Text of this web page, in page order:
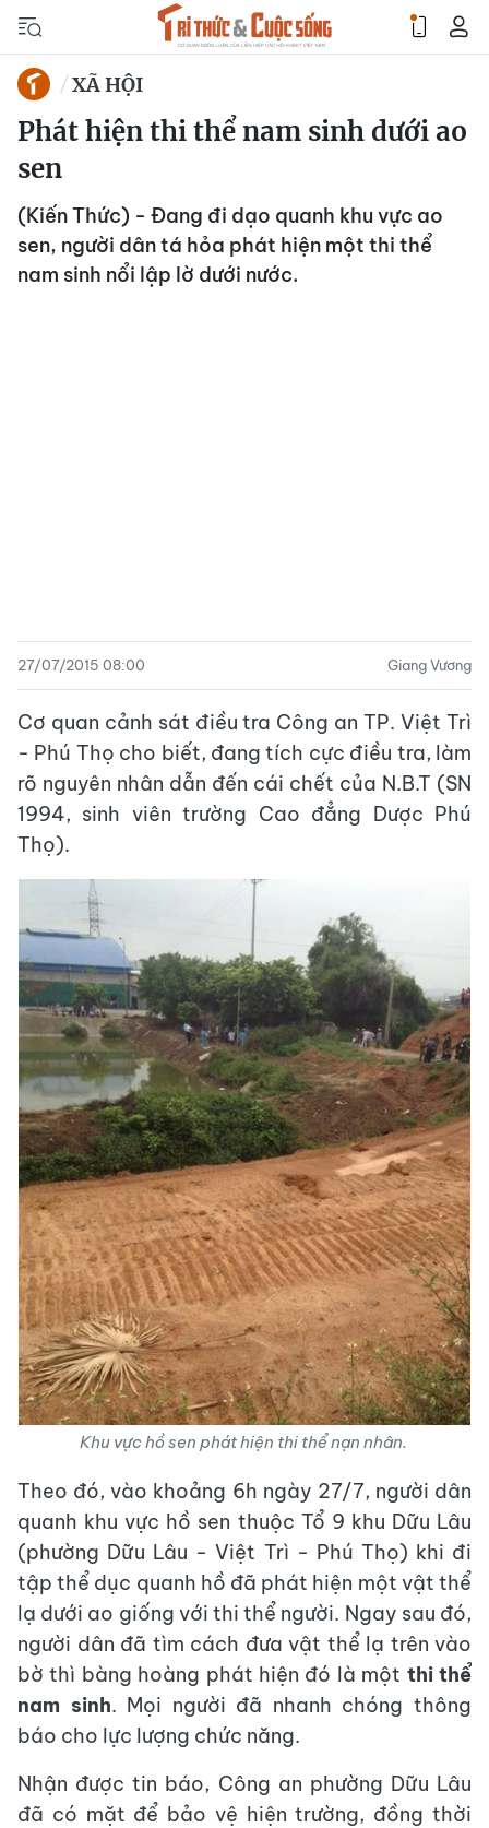
XÃ HỘI
Phát hiện thi thể nam sinh dưới ao
sen
(Kiến Thức) - Đang đi dạo quanh khu vực ao
sen, người dân tá hỏa phát hiện một thi thể
nam sinh nổi lập lờ dưới nước.
27/07/2015 08:00 Giang Vương
Cơ quan cảnh sát điều tra Công an TP. Việt Trì
- Phú Thọ cho biết, đang tích cực điều tra, làm
rõ nguyên nhân dẫn đến cái chết của N.B.T (SN
1994, sinh viên trường Cao đẳng Dược Phú
Thọ).
Khu vực hồ sen phát hiện thi thể nạn nhân.
Theo đó, vào khoảng 6h ngày 27/7, người dân
quanh khu vực hồ sen thuộc Tổ 9 khu Dữu Lâu
(phường Dữu Lâu - Việt Trì - Phú Thọ) khi đi
tập thể dục quanh hồ đã phát hiện một vật thể
lạ dưới ao giống với thi thể người. Ngay sau đó,
người dân đã tìm cách đưa vật thể lạ trên vào
bờ thì bàng hoàng phát hiện đó là một thi thể
nam sinh. Mọi người đã nhanh chóng thông
báo cho lực lượng chức năng.
Nhận được tin báo, Công an phường Dữu Lâu
đã có mặt để bảo vệ hiện trường, đồng thời